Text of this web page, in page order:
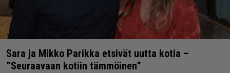
Sara ja Mikko Parikka etsivät uutta kotia –
”Seuraavaan kotiin tämmöinen”